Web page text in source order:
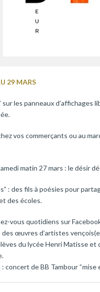
29 MARS
sur les panneaux
vos commerçants ou au
matin 27 mars : le désir
: des fils à poésies pour
des écoles.
vous quotidiens sur
œuvres d’artistes
du lycée Henri Matisse et
concert de BB Tambour “mise